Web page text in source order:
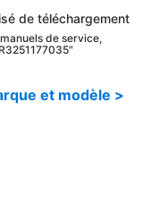
de téléchargement
de service,
et modèle >